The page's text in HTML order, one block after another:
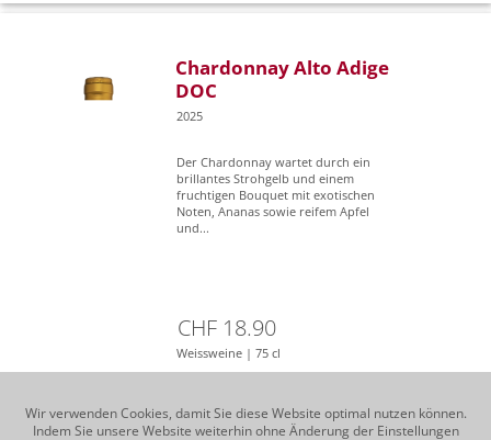
Wir verwenden Cookies, damit Sie diese Website optimal nutzen können.
Indem Sie unsere Website weiterhin ohne Änderung der Einstellungen
Chardonnay Alto Adige
DOC
2025
Der Chardonnay wartet durch ein
brillantes Strohgelb und einem
fruchtigen Bouquet mit exotischen
Noten, Ananas sowie reifem Apfel
und...
CHF 18.90
Weissweine | 75 cl